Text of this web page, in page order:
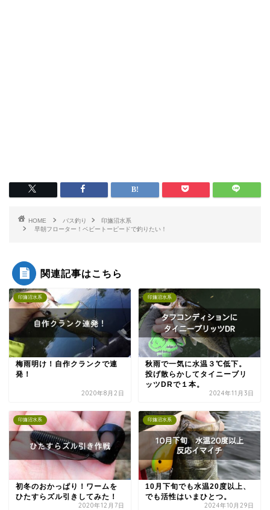
HOME バス釣り
印旛沼水系
早朝フローター！ベビートーピードで釣りたい！
関連記事はこちら
印旛沼水系
梅雨明け！自作クランクで連
発！
2020年8月2日
印旛沼水系
秋雨で一気に水温３℃低下。
投げ散らかしてタイニーブリ
ッツDRで１本。
2024年11月3日
印旛沼水系
初冬のおかっぱり！ワームを
ひたすらズル引きしてみた！
2020年12月7日
印旛沼水系
10月下旬でも水温20度以上、
でも活性はいまひとつ。
2024年10月29日